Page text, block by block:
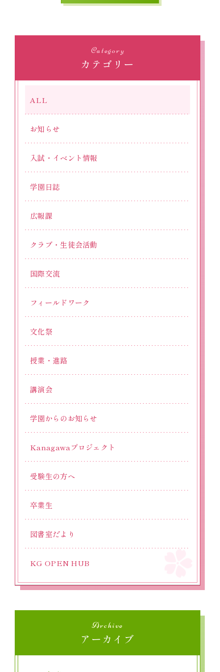
Category
カテゴリー
ALL
お知らせ
入試・イベント情報
学園日誌
広報課
クラブ・生徒会活動
国際交流
フィールドワーク
文化祭
授業・進路
講演会
学園からのお知らせ
Kanagawaプロジェクト
受験生の方へ
卒業生
図書室だより
KG OPEN HUB
Archive
アーカイブ